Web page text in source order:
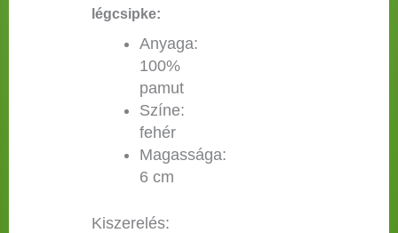
légcsipke:
Anyaga:
100%
pamut
Színe:
fehér
Magassága:
6 cm
Kiszerelés: